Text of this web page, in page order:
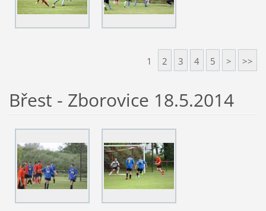
1 2 3 4 5 > >>
Břest - Zborovice 18.5.2014